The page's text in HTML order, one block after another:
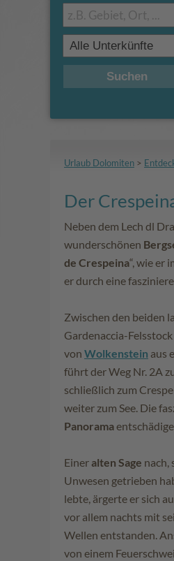
Suchen
Urlaub Dolomiten >
Der
Neben dem Lech dl
wunderschönen
de Crespeina“, wie er
er durch eine
Zwischen den beiden
Gardenaccia-
von Wolkenstein aus
führt der Weg Nr. 2A
schließlich zum
weiter zum See. Die
Panorama
Einer alten Sage nach,
Unwesen getrieben
lebte, ärgerte er sich
vor allem nachts mit
Wellen entstanden.
von einem